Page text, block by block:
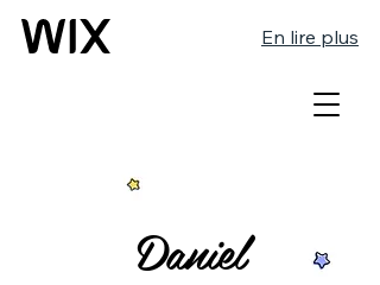
En lire plus